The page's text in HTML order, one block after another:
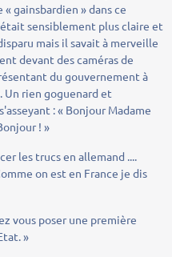
gainsbardien » dans ce
sensiblement plus claire et
mais il savait à merveille
devant des caméras de
du gouvernement à
rien goguenard et
: « Bonjour Madame
! »
les trucs en allemand ....
on est en France je dis
vous poser une première
»